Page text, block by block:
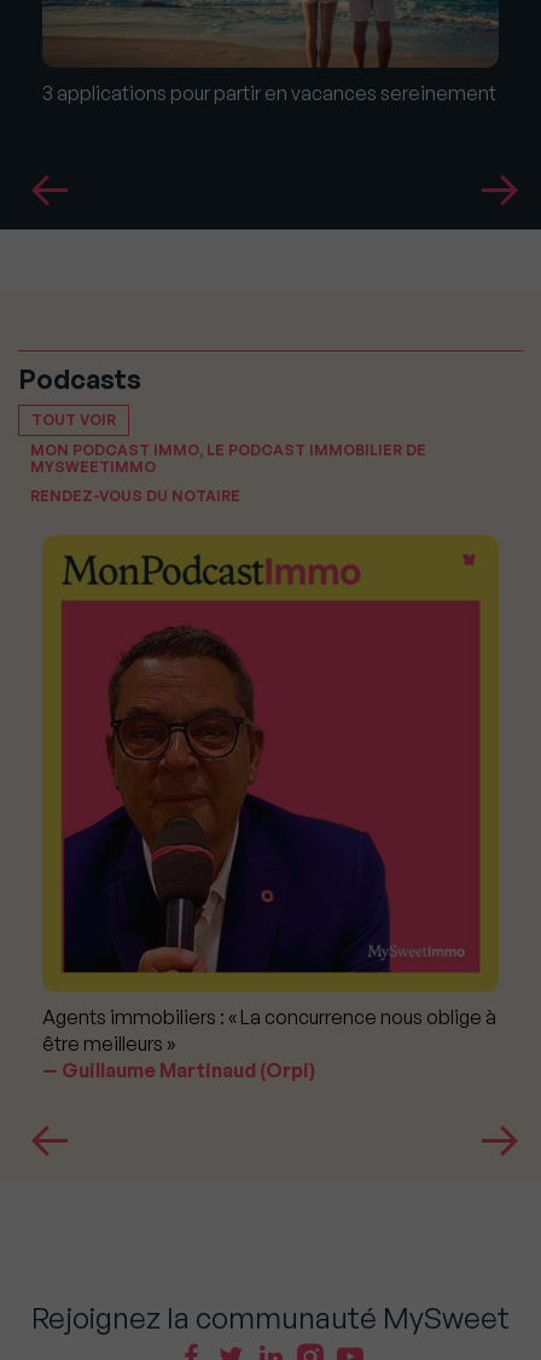
3 applications pour partir en vacances sereinement
Podcasts
TOUT VOIR
MON PODCAST IMMO, LE PODCAST IMMOBILIER DE
MYSWEETIMMO
RENDEZ-VOUS DU NOTAIRE
Agents immobiliers : « La concurrence nous oblige à
être meilleurs »
Guillaume Martinaud (Orpi)
Rejoignez la communauté MySweet